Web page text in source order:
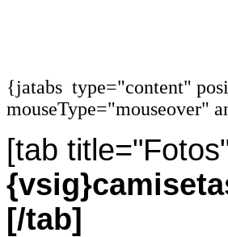
{jatabs type="content"
mouseType="mouseover"
[tab
[/tab]